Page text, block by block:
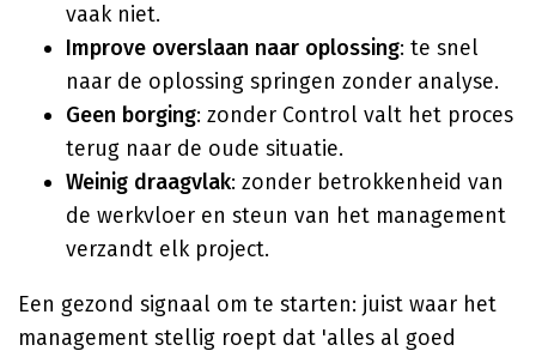
vaak niet.
Improve overslaan naar oplossing: te snel
naar de oplossing springen zonder analyse.
Geen borging: zonder Control valt het proces
terug naar de oude situatie.
Weinig draagvlak: zonder betrokkenheid van
de werkvloer en steun van het management
verzandt elk project.
Een gezond signaal om te starten: juist waar het
management stellig roept dat 'alles al goed